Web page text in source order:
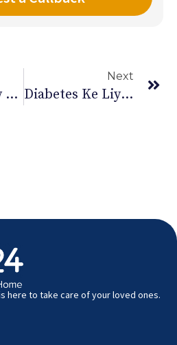
Physiotherapy Exercises For An Ankle Sprain
Next
Diabetes Ke Liye Diet Plan
here to take care of your loved ones.